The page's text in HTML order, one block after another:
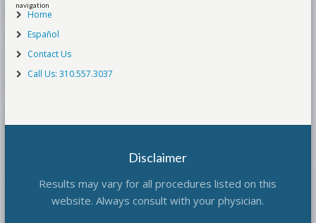
navigation
Home
Español
Contact Us
Call Us: 310.557.3037
Disclaimer
Results may vary for all procedures listed on this
website. Always consult with your physician.